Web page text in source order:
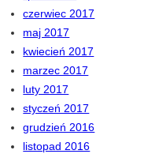
czerwiec 2017
maj 2017
kwiecień 2017
marzec 2017
luty 2017
styczeń 2017
grudzień 2016
listopad 2016